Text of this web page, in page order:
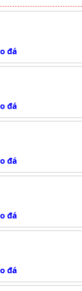
đá
đá
đá
đá
đá